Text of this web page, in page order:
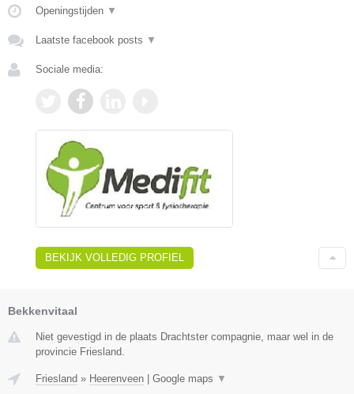
Openingstijden ▼
Laatste facebook posts ▼
Sociale media:
BEKIJK VOLLEDIG PROFIEL
Bekkenvitaal
Niet gevestigd in de plaats Drachtster compagnie, maar wel in de
provincie Friesland.
Friesland » Heerenveen Google maps ▼